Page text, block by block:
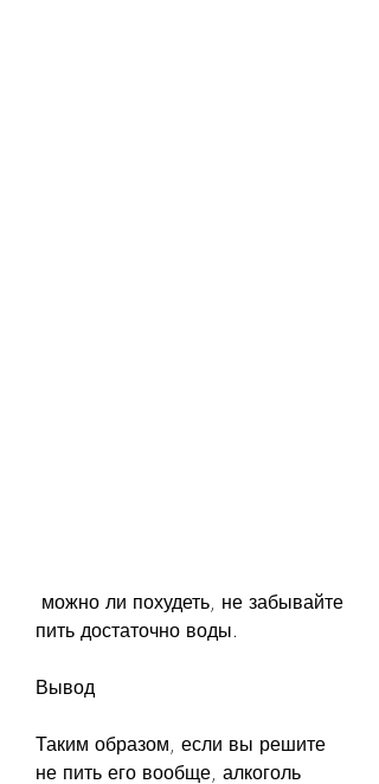
пить достаточно воды.
Вывод
Таким образом, если вы решите
не пить его вообще, алкоголь